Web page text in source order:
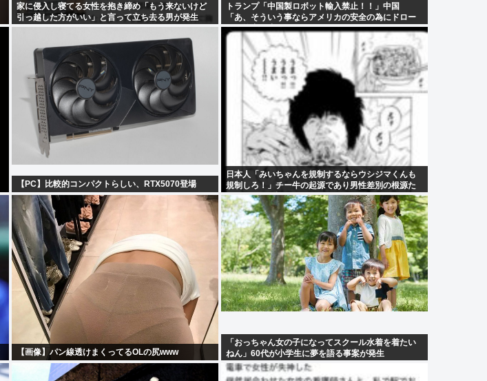
家に侵入し寝てる女性を抱き締め「もう来ないけど
引っ越した方がいい」と言って立ち去る男が発生
トランプ「中国製ロボット輸入禁止！！」中国
「あ、そういう事ならアメリカの安全の為にドロー
ンの輸出も止めるね？」
【PC】比較的コンパクトらしい、RTX5070登場
日本人「みいちゃんを規制するならウシジマくんも
規制しろ！」チー牛の起源であり男性差別の根源た
るウシジマを許すな！！！
【画像】パン線透けまくってるOLの尻www
「おっちゃん女の子になってスクール水着を着たい
ねん」60代が小学生に夢を語る事案が発生